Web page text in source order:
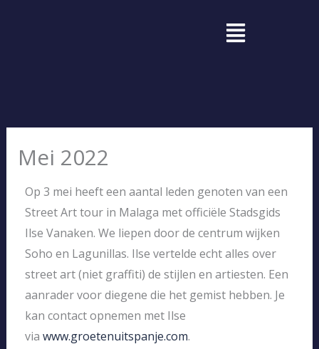
Menu
Mei 2022
Op 3 mei heeft een aantal leden genoten van een
Street Art tour in Malaga met officiële Stadsgids
Ilse Vanaken. We liepen door de centrum wijken
Soho en Lagunillas. Ilse vertelde echt alles over
street art (niet graffiti) de stijlen en artiesten. Een
aanrader voor diegene die het gemist hebben. Je
kan contact opnemen met Ilse
via www.groetenuitspanje.com.